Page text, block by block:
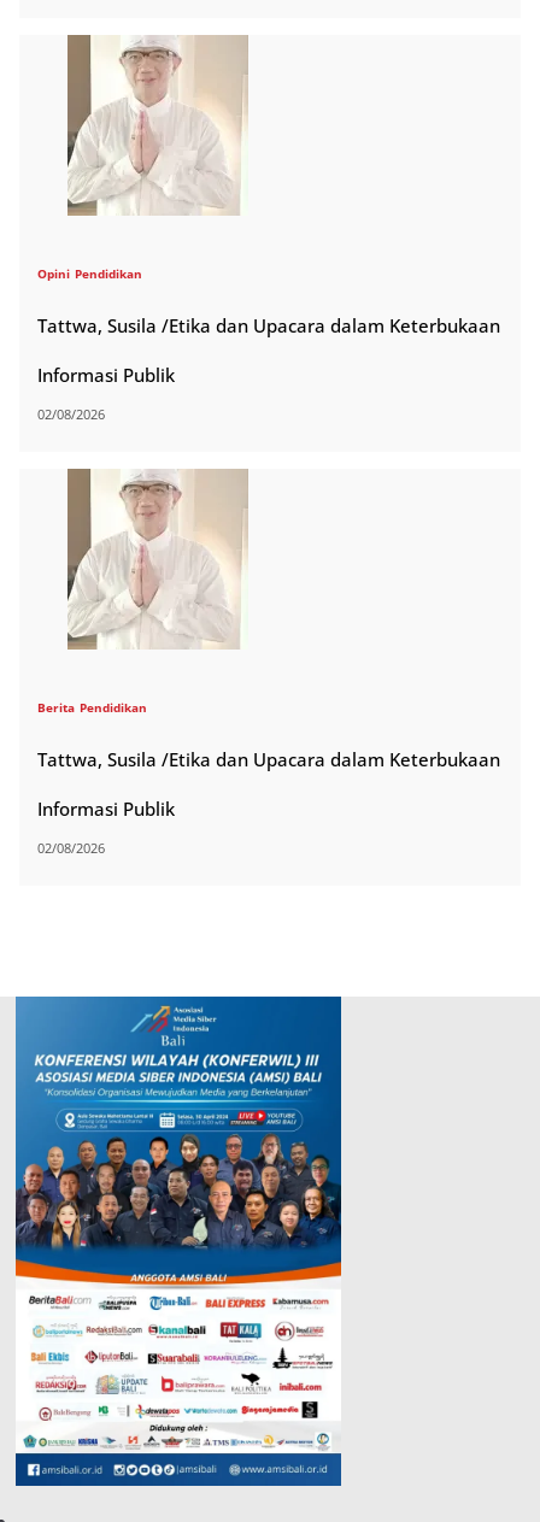
Opini Pendidikan
Tattwa, Susila /Etika dan Upacara dalam Keterbukaan
Informasi Publik
02/08/2026
Berita Pendidikan
Tattwa, Susila /Etika dan Upacara dalam Keterbukaan
Informasi Publik
02/08/2026